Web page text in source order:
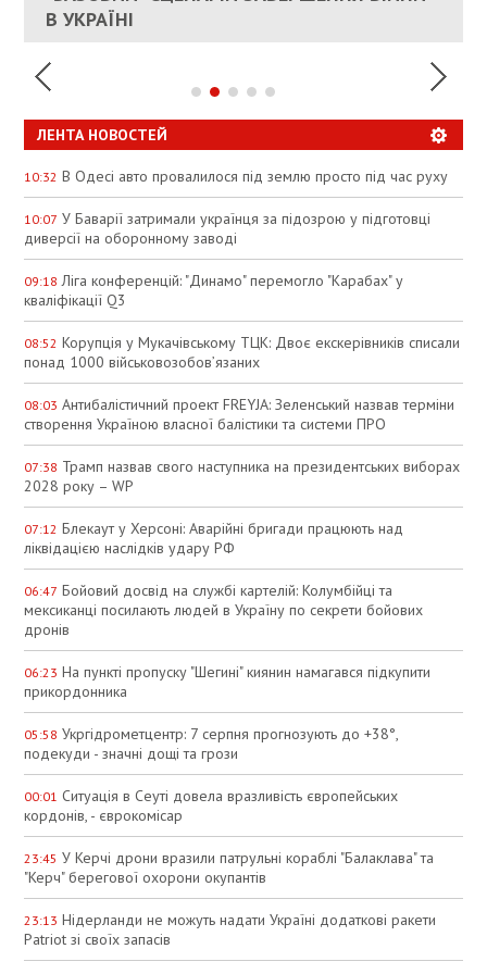
УКРАИНЕ
В УКРАЇНІ
СПЕКУЛЯЦІЇ
ЛЕНТА НОВОСТЕЙ
10:32 В Одесі авто провалилося під землю просто під час руху
10:07 У Баварії затримали українця за підозрою у підготовці
диверсії на оборонному заводі
09:18 Ліга конференцій: "Динамо" перемогло "Карабах" у
кваліфікації Q3
08:52 Корупція у Мукачівському ТЦК: Двоє екскерівників списали
понад 1000 військовозобов’язаних
08:03 Антибалістичний проект FREYJA: Зеленський назвав терміни
створення Україною власної балістики та системи ПРО
07:38 Трамп назвав свого наступника на президентських виборах
2028 року – WP
07:12 Блекаут у Херсоні: Аварійні бригади працюють над
ліквідацією наслідків удару РФ
06:47 Бойовий досвід на службі картелій: Колумбійці та
мексиканці посилають людей в Україну по секрети бойових
дронів
06:23 На пункті пропуску "Шегині" киянин намагався підкупити
прикордонника
05:58 Укргідрометцентр: 7 серпня прогнозують до +38°,
подекуди - значні дощі та грози
00:01 Ситуація в Сеуті довела вразливість європейських
кордонів, - єврокомісар
23:45 У Керчі дрони вразили патрульні кораблі "Балаклава" та
"Керч" берегової охорони окупантів
23:13 Нідерланди не можуть надати Україні додаткові ракети
Patriot зі своїх запасів